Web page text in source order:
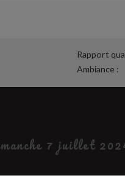
Rapport
Ambiance :
7 juillet